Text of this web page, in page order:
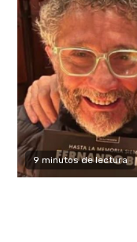
9 minutos de lectura